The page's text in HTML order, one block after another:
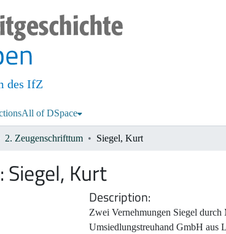
des IfZ
All of DSpace
2. Zeugenschrifttum Siegel, Kurt
Siegel, Kurt
Description
Zwei Vernehmungen Siegel
Umsiedlungstreuhand GmbH aus